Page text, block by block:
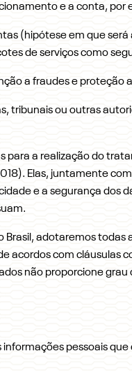
e a conta, por
(hipótese em que
de serviços como
a fraudes e proteção
tribunais ou outras
a realização do
Elas, juntamente
e a segurança dos
adotaremos
acordos com cláusulas
não proporcione
pessoais